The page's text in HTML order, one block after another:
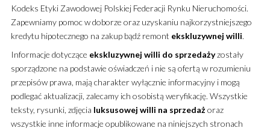
Kodeks Etyki Zawodowej Polskiej Federacji Rynku Nieruchomości.
Zapewniamy pomoc w doborze oraz uzyskaniu najkorzystniejszego
kredytu hipotecznego na zakup bądź remont ekskluzywnej willi.
Informacje dotyczące ekskluzywnej willi do sprzedażyzostały
sporządzone na podstawie oświadczeń i nie są ofertą w rozumieniu
przepisów prawa, mają charakter wyłącznie informacyjny i mogą
podlegać aktualizacji, zalecamy ich osobistą weryfikację. Wszystkie
teksty, rysunki, zdjęcia luksusowej willi na sprzedażoraz
wszystkie inne informacje opublikowane na niniejszych stronach